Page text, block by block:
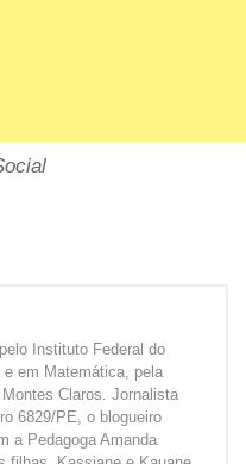
Instituto Federal do
e em Matemática, pela
Claros. Jornalista
6829/PE, o blogueiro
a Pedagoga Amanda